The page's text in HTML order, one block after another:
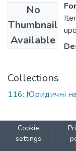
No
Thumbnail
Available
Collections
116: Юридичні
Cookie
settings